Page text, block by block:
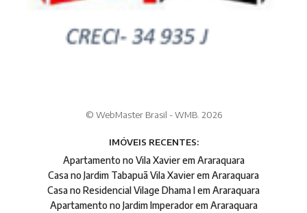
© WebMaster Brasil - WMB. 2026
IMÓVEIS RECENTES:
Apartamento no Vila Xavier em Araraquara
Casa no Jardim Tabapuã Vila Xavier em Araraquara
Casa no Residencial Vilage Dhama I em Araraquara
Apartamento no Jardim Imperador em Araraquara